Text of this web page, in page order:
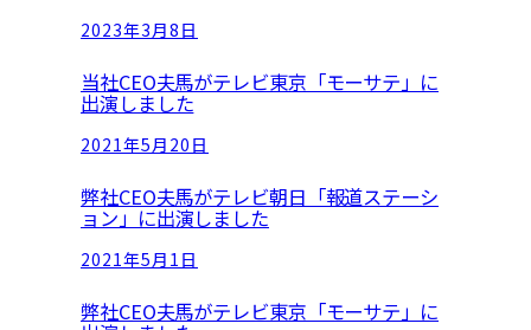
2023年3月8日
当社CEO夫馬がテレビ東京「モーサテ」に
出演しました
2021年5月20日
弊社CEO夫馬がテレビ朝日「報道ステーシ
ョン」に出演しました
2021年5月1日
弊社CEO夫馬がテレビ東京「モーサテ」に